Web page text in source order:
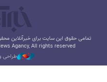
تمامی حقوق این سایت برای خبرآنلاین
Agancy, All rights reserved
طراحی